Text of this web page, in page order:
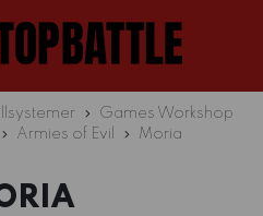
Games Workshop
Armies of Evil Moria